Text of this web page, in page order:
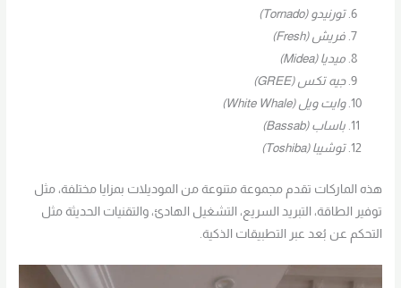
تورنيدو (Tornado)
فريش (Fresh)
ميديا (Midea)
جيه تكس (GREE)
وايت ويل (White Whale)
باساب (Bassab)
توشيبا (Toshiba)
هذه الماركات تقدم مجموعة متنوعة من الموديلات بمزايا مختلفة، مثل
توفير الطاقة، التبريد السريع، التشغيل الهادئ، والتقنيات الحديثة مثل
التحكم عن بُعد عبر التطبيقات الذكية.